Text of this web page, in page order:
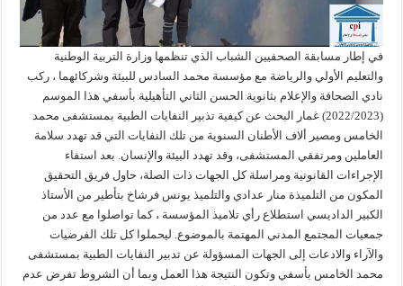
في إطار مسابقة الصحفيين الشباب الذي تنظمها وزارة التربية الوطنية
والتعليم الأولي والرياضة مع مؤسسة محمد السادس للبيئة وشركائهما ، ركب
نادي الصحافة والإعلام بثانوية الحسن الثاني التأهيلية بأسفي هذا الموسم
(2022/2023) غمار البحث عن كيفية تذبير النفايات الطبية بمستشفى محمد
الخامس ومصير ألاف الأطنان السنوية من تلك النفايات التي قد تهدد سلامة
العاملين ومرتفقي المستشفى، وقد تهدد البيئة والإنسان. بعد استفاء
الإجراءات القانونية ومراسلة كل الجهات ذات الصلة، حاول فريق التحقيق
المكون من التلميذة منار عدادي والتلميذ يونس فرشاخ بتأطير من الأستاذ
الكبير الداديسي استطلاع رأي تلاميذ المؤسسة ، كما تواصلوا مع عدد من
جمعيات المجتمع المدني المهتمة بالموضوع. ليحملوا كل تلك الفرضيات
والآراء والادعات إلى الجهات المسؤولة عن تدبير النفايات الطبية بمستشفى
محمد الخامس بأسفي وتكون النتيجة هذا العمل وبما أن الشروط تفرض عدم